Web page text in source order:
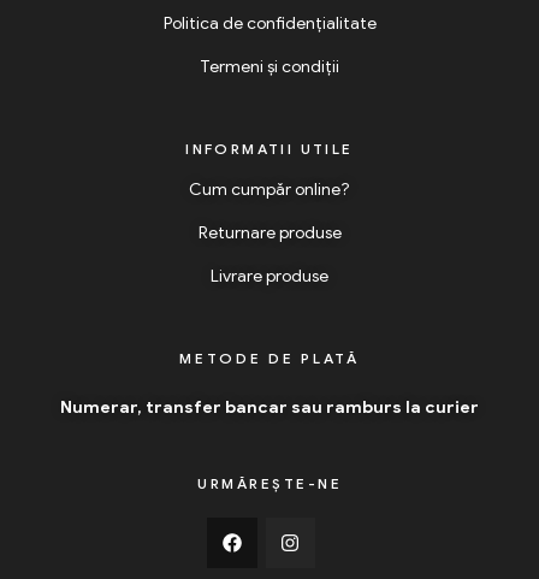
Politica de confidențialitate
Termeni și condiții
INFORMATII UTILE
Cum cumpăr online?
Returnare produse
Livrare produse
METODE DE PLATĂ
Numerar, transfer bancar sau ramburs la curier
URMĂREȘTE-NE